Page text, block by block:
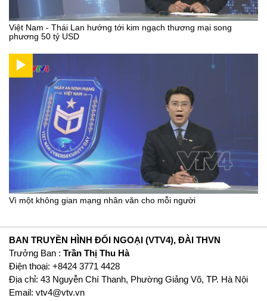
Việt Nam - Thái Lan hướng tới kim ngạch thương mại song
phương 50 tỷ USD
Vì một không gian mạng nhân văn cho mỗi người
BAN TRUYỀN HÌNH ĐỐI NGOẠI (VTV4), ĐÀI THVN
Trưởng Ban : Trần Thị Thu Hà
Ðiện thoại: +8424 3771 4428
Địa chỉ: 43 Nguyễn Chí Thanh, Phường Giảng Võ, TP. Hà Nội
Email: vtv4@vtv.vn